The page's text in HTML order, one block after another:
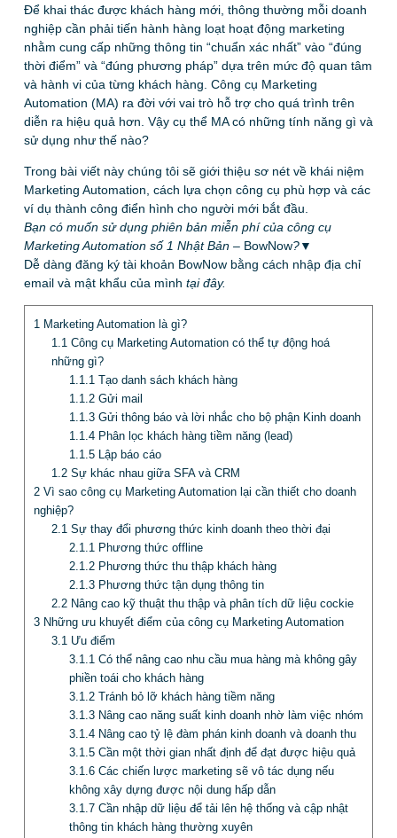
Để khai thác được khách hàng mới, thông thường mỗi doanh
nghiệp cần phải tiến hành hàng loạt hoạt động marketing
nhằm cung cấp những thông tin “chuẩn xác nhất” vào “đúng
thời điểm” và “đúng phương pháp” dựa trên mức độ quan tâm
và hành vi của từng khách hàng. Công cụ Marketing
Automation (MA) ra đời với vai trò hỗ trợ cho quá trình trên
diễn ra hiệu quả hơn. Vậy cụ thể MA có những tính năng gì và
sử dụng như thế nào?
Trong bài viết này chúng tôi sẽ giới thiệu sơ nét về khái niệm
Marketing Automation, cách lựa chọn công cụ phù hợp và các
ví dụ thành công điển hình cho người mới bắt đầu.
Bạn có muốn sử dụng phiên bản miễn phí của công cụ
Marketing Automation số 1 Nhật Bản – BowNow?▼
Dễ dàng đăng ký tài khoản BowNow bằng cách nhập địa chỉ
email và mật khẩu của mình tại đây.
1Marketing Automation là gì?
1.1Công cụ Marketing Automation có thể tự động hoá
những gì?
1.1.1Tạo danh sách khách hàng
1.1.2Gửi mail
1.1.3Gửi thông báo và lời nhắc cho bộ phận Kinh doanh
1.1.4Phân lọc khách hàng tiềm năng (lead)
1.1.5Lập báo cáo
1.2Sự khác nhau giữa SFA và CRM
2Vì sao công cụ Marketing Automation lại cần thiết cho doanh
nghiệp?
2.1Sự thay đổi phương thức kinh doanh theo thời đại
2.1.1Phương thức offline
2.1.2Phương thức thu thập khách hàng
2.1.3Phương thức tận dụng thông tin
2.2Nâng cao kỹ thuật thu thập và phân tích dữ liệu cockie
3Những ưu khuyết điểm của công cụ Marketing Automation
3.1Ưu điểm
3.1.1Có thể nâng cao nhu cầu mua hàng mà không gây
phiền toái cho khách hàng
3.1.2Tránh bỏ lỡ khách hàng tiềm năng
3.1.3Nâng cao năng suất kinh doanh nhờ làm việc nhóm
3.1.4Nâng cao tỷ lệ đàm phán kinh doanh và doanh thu
3.1.5Cần một thời gian nhất định để đạt được hiệu quả
3.1.6Các chiến lược marketing sẽ vô tác dụng nếu
không xây dựng được nội dung hấp dẫn
3.1.7Cần nhập dữ liệu để tải lên hệ thống và cập nhật
thông tin khách hàng thường xuyên